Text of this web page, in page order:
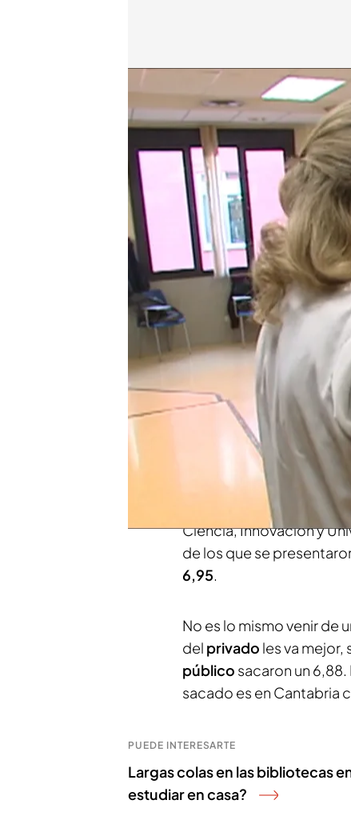
Juan Francisco Berbegal es creador de
Redacción digital Noticias Cuatro
24 MAY 2024 - 09:00h.
El 92% de los que
y la nota media fue de
Cantabria es la
peor con un 6,37
La EBAU para 2025,
nueva selectividad
Ya hay nervios porque
Según informa
un examen que la
sino que la nota te dé
Ciencia, Innovación y
de los que se
6,95.
No es lo mismo venir de
del privado les va mejor,
público sacaron un
sacado es en Cantabria
PUEDE INTERESARTE
Largas colas en las bibliotecas
estudiar en casa?